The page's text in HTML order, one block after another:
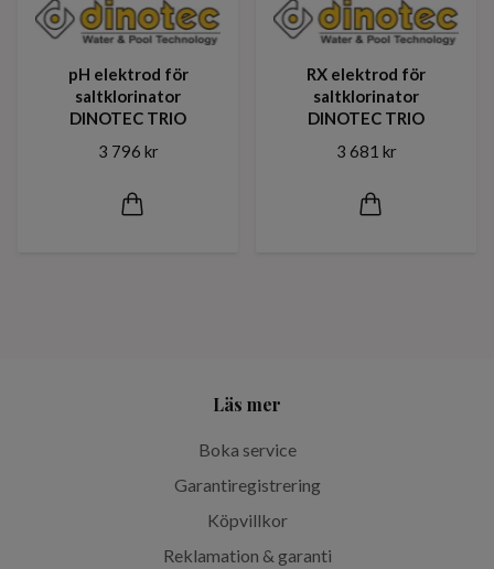
pH elektrod för
saltklorinator
DINOTEC TRIO
3 796 kr
RX elektrod för
saltklorinator
DINOTEC TRIO
3 681 kr
Läs mer
Boka service
Garantiregistrering
Köpvillkor
Reklamation & garanti